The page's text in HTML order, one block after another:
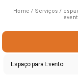
Home Serviços
Espaço para Evento